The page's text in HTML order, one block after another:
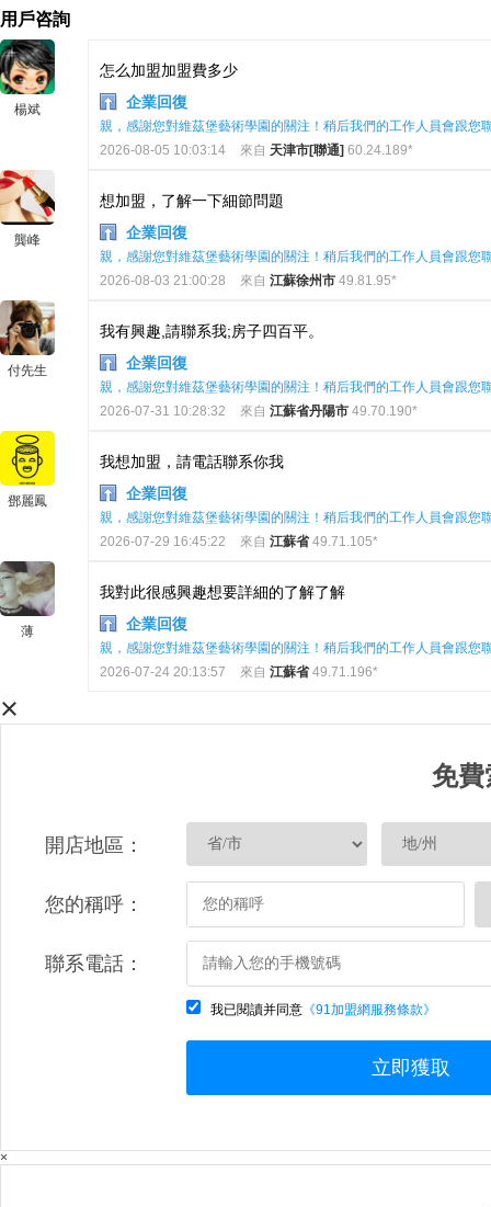
用戶咨詢
楊斌
怎么加盟加盟費多少
企業回復
親，感謝您對維茲堡藝術學園的關注！稍后我們的工作人員會跟您
2026-08-05 10:03:14
來自 天津市[聯通] 60.24.189*
龔峰
想加盟，了解一下細節問題
企業回復
親，感謝您對維茲堡藝術學園的關注！稍后我們的工作人員會跟您
2026-08-03 21:00:28
來自 江蘇徐州市 49.81.95*
付先生
我有興趣,請聯系我;房子四百平。
企業回復
親，感謝您對維茲堡藝術學園的關注！稍后我們的工作人員會跟您
2026-07-31 10:28:32
來自 江蘇省丹陽市 49.70.190*
鄧麗鳳
我想加盟，請電話聯系你我
企業回復
親，感謝您對維茲堡藝術學園的關注！稍后我們的工作人員會跟您
2026-07-29 16:45:22
來自 江蘇省49.71.105*
薄
我對此很感興趣想要詳細的了解了解
企業回復
親，感謝您對維茲堡藝術學園的關注！稍后我們的工作人員會跟您
2026-07-24 20:13:57
來自 江蘇省49.71.196*
×
免費
開店地區：
您的稱呼：
聯系電話：
我已閱讀并同意 《91加盟網服務條款》
立即獲取
×